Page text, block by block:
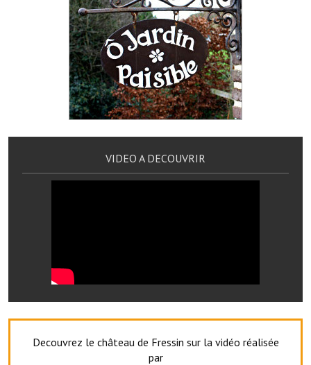
Services publics communaux
Démarches administratives
Urbanisme
Biens à louer
Terrains et maisons à vendre
Etablissements scolaires
Equipements sportifs
Commerces et professions libérales
Artisans
Agents immobiliers
VIDEO A DECOUVRIR
Decouvrez le château de Fressin sur la vidéo réalisée
par